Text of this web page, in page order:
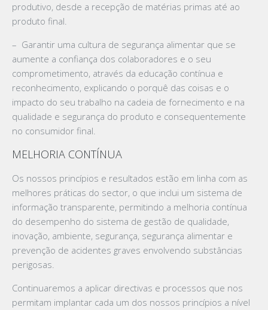
produtivo, desde a recepção de matérias primas até ao
produto final.
– Garantir uma cultura de segurança alimentar que se
aumente a confiança dos colaboradores e o seu
comprometimento, através da educação contínua e
reconhecimento, explicando o porquê das coisas e o
impacto do seu trabalho na cadeia de fornecimento e na
qualidade e segurança do produto e consequentemente
no consumidor final.
MELHORIA CONTÍNUA
Os nossos princípios e resultados estão em linha com as
melhores práticas do sector, o que inclui um sistema de
informação transparente, permitindo a melhoria contínua
do desempenho do sistema de gestão de qualidade,
inovação, ambiente, segurança, segurança alimentar e
prevenção de acidentes graves envolvendo substâncias
perigosas.
Continuaremos a aplicar directivas e processos que nos
permitam implantar cada um dos nossos princípios a nível